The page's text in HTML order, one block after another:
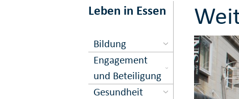
Leben in Essen
Bildung
Engagement
und Beteiligung
Gesundheit